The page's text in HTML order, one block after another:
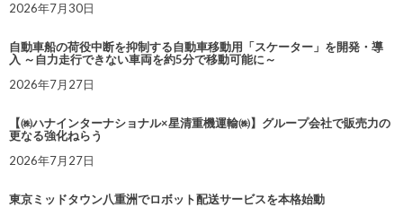
2026年7月30日
自動車船の荷役中断を抑制する自動車移動用「スケーター」を開発・導
入 ～自力走行できない車両を約5分で移動可能に～
2026年7月27日
【㈱ハナインターナショナル×星清重機運輸㈱】グループ会社で販売力の
更なる強化ねらう
2026年7月27日
東京ミッドタウン八重洲でロボット配送サービスを本格始動